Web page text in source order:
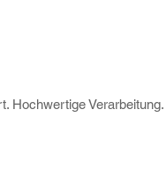
Hochwertige Verarbeitung.